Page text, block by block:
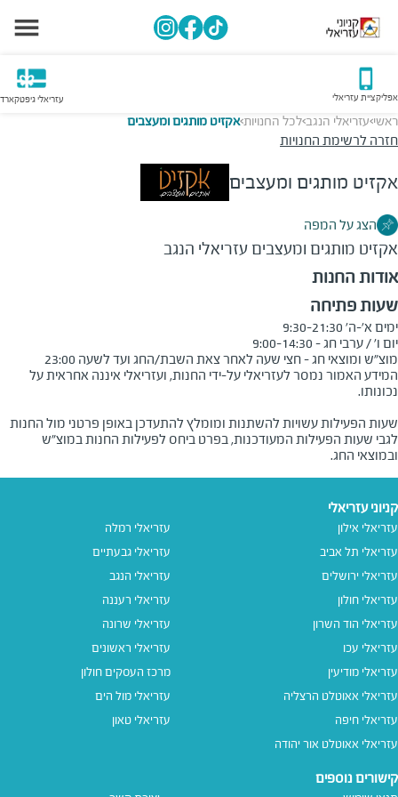
אפליקציית עזריאלי עזריאלי גיפטקארד
ראשי>עזריאלי הנגב>לכל החנויות>אקזיט מותגים ומעצבים
חזרה לרשימת החנויות
אקזיט מותגים ומעצבים
הצג על המפה
אקזיט מותגים ומעצבים עזריאלי הנגב
אודות החנות
שעות פתיחה
מוצ"ש ומוצאי חג - חצי שעה לאחר צאת השבת/החג ועד לשעה 23:00
המידע האמור נמסר לעזריאלי על-ידי החנות, ועזריאלי איננה אחראית על
שעות הפעילות עשויות להשתנות ומומלץ להתעדכן באופן פרטני מול החנות
לגבי שעות הפעילות המעודכנות, בפרט ביחס לפעילות החנות במוצ"ש
ובמוצאי החג.
קניוני עזריאלי
עזריאלי אילון
עזריאלי תל אביב
עזריאלי ירושלים
עזריאלי חולון
עזריאלי הוד השרון
עזריאלי עכו
עזריאלי מודיעין
עזריאלי אאוטלט הרצליה
עזריאלי חיפה
עזריאלי אאוטלט אור יהודה
עזריאלי רמלה
עזריאלי גבעתיים
עזריאלי הנגב
עזריאלי רעננה
עזריאלי שרונה
עזריאלי ראשונים
מרכז העסקים חולון
עזריאלי מול הים
עזריאלי טאון
קישורים נוספים